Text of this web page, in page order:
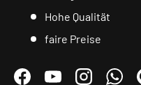
Hohe Qualität
faire Preise